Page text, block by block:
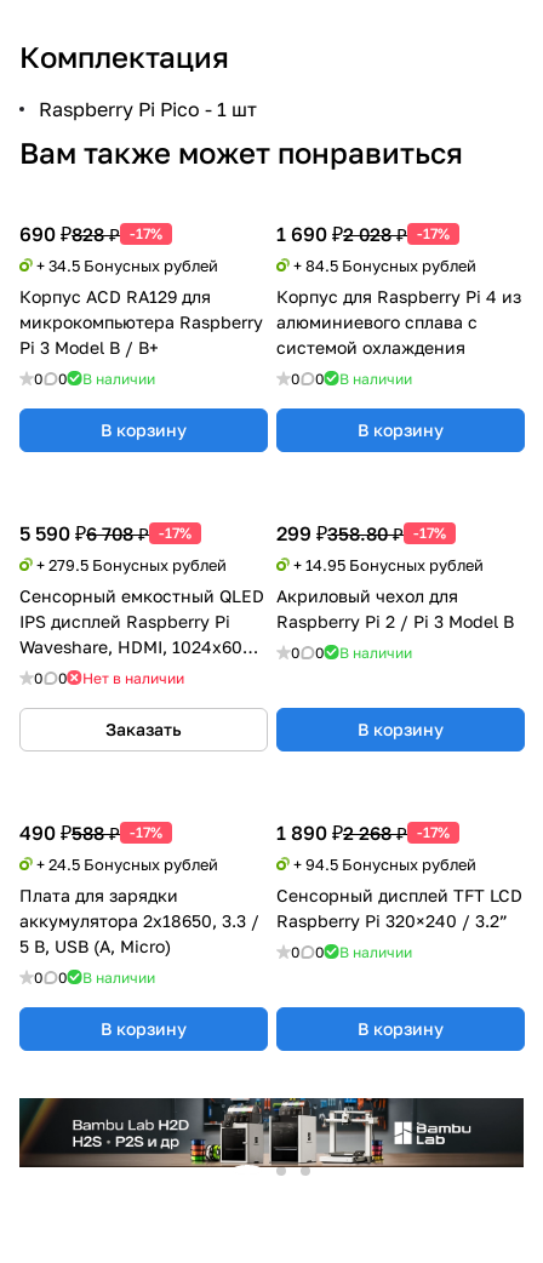
Комплектация
Raspberry Pi Pico - 1 шт
Вам также может понравиться
690 ₽828 ₽ -17%
+ 34.5 Бонусных рублей
Корпус ACD RA129 для
микрокомпьютера Raspberry
Pi 3 Model B / B+
0 0 В наличии
В корзину
1 690 ₽2 028 ₽ -17%
+ 84.5 Бонусных рублей
Корпус для Raspberry Pi 4 из
алюминиевого сплава с
системой охлаждения
0 0 В наличии
В корзину
299 ₽358.80 ₽ -17%
+ 14.95 Бонусных рублей
Акриловый чехол для
Raspberry Pi 2 / Pi 3 Model B
0 0 В наличии
В корзину
490 ₽588 ₽ -17%
+ 24.5 Бонусных рублей
Плата для зарядки
аккумулятора 2x18650, 3.3 /
5 В, USB (A, Micro)
0 0 В наличии
В корзину
1 890 ₽2 268 ₽ -17%
+ 94.5 Бонусных рублей
Сенсорный дисплей TFT LCD
Raspberry Pi 320×240 / 3.2”
0 0 В наличии
В корзину
5 590 ₽6 708 ₽ -17%
+ 279.5 Бонусных рублей
Сенсорный емкостный QLED
IPS дисплей Raspberry Pi
Waveshare, HDMI, 1024x600,
7"0 0 Нет в наличии
Заказать